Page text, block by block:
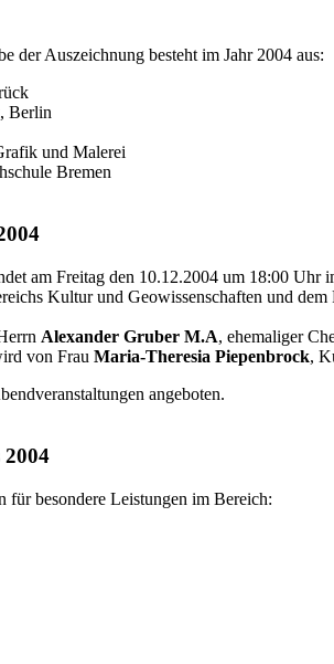
der Auszeichnung besteht im Jahr 2004 aus:
Berlin
und Malerei
Bremen
am Freitag den 10.12.2004 um 18:00 Uhr
Kultur und Geowissenschaften und
Alexander Gruber M.A, ehemaliger
von Frau Maria-Theresia Piepenbrock,
angeboten.
für besondere Leistungen im Bereich: